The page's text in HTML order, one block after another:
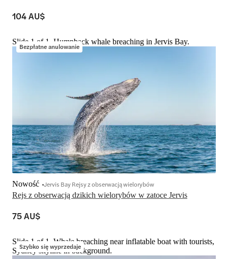
104 AU$
Bezpłatne anulowanie
Slide 1 of 1, Humpback whale breaching in Jervis Bay.
Rejs z obserwacją dzikich wielorybów w zatoce Jervis
Nowość Jervis Bay Rejsy z obserwacją wielorybów
75 AU$
Szybko się wyprzedaje
Slide 1 of 1, Whale breaching near inflatable boat with tourists,
Sydney skyline in background.